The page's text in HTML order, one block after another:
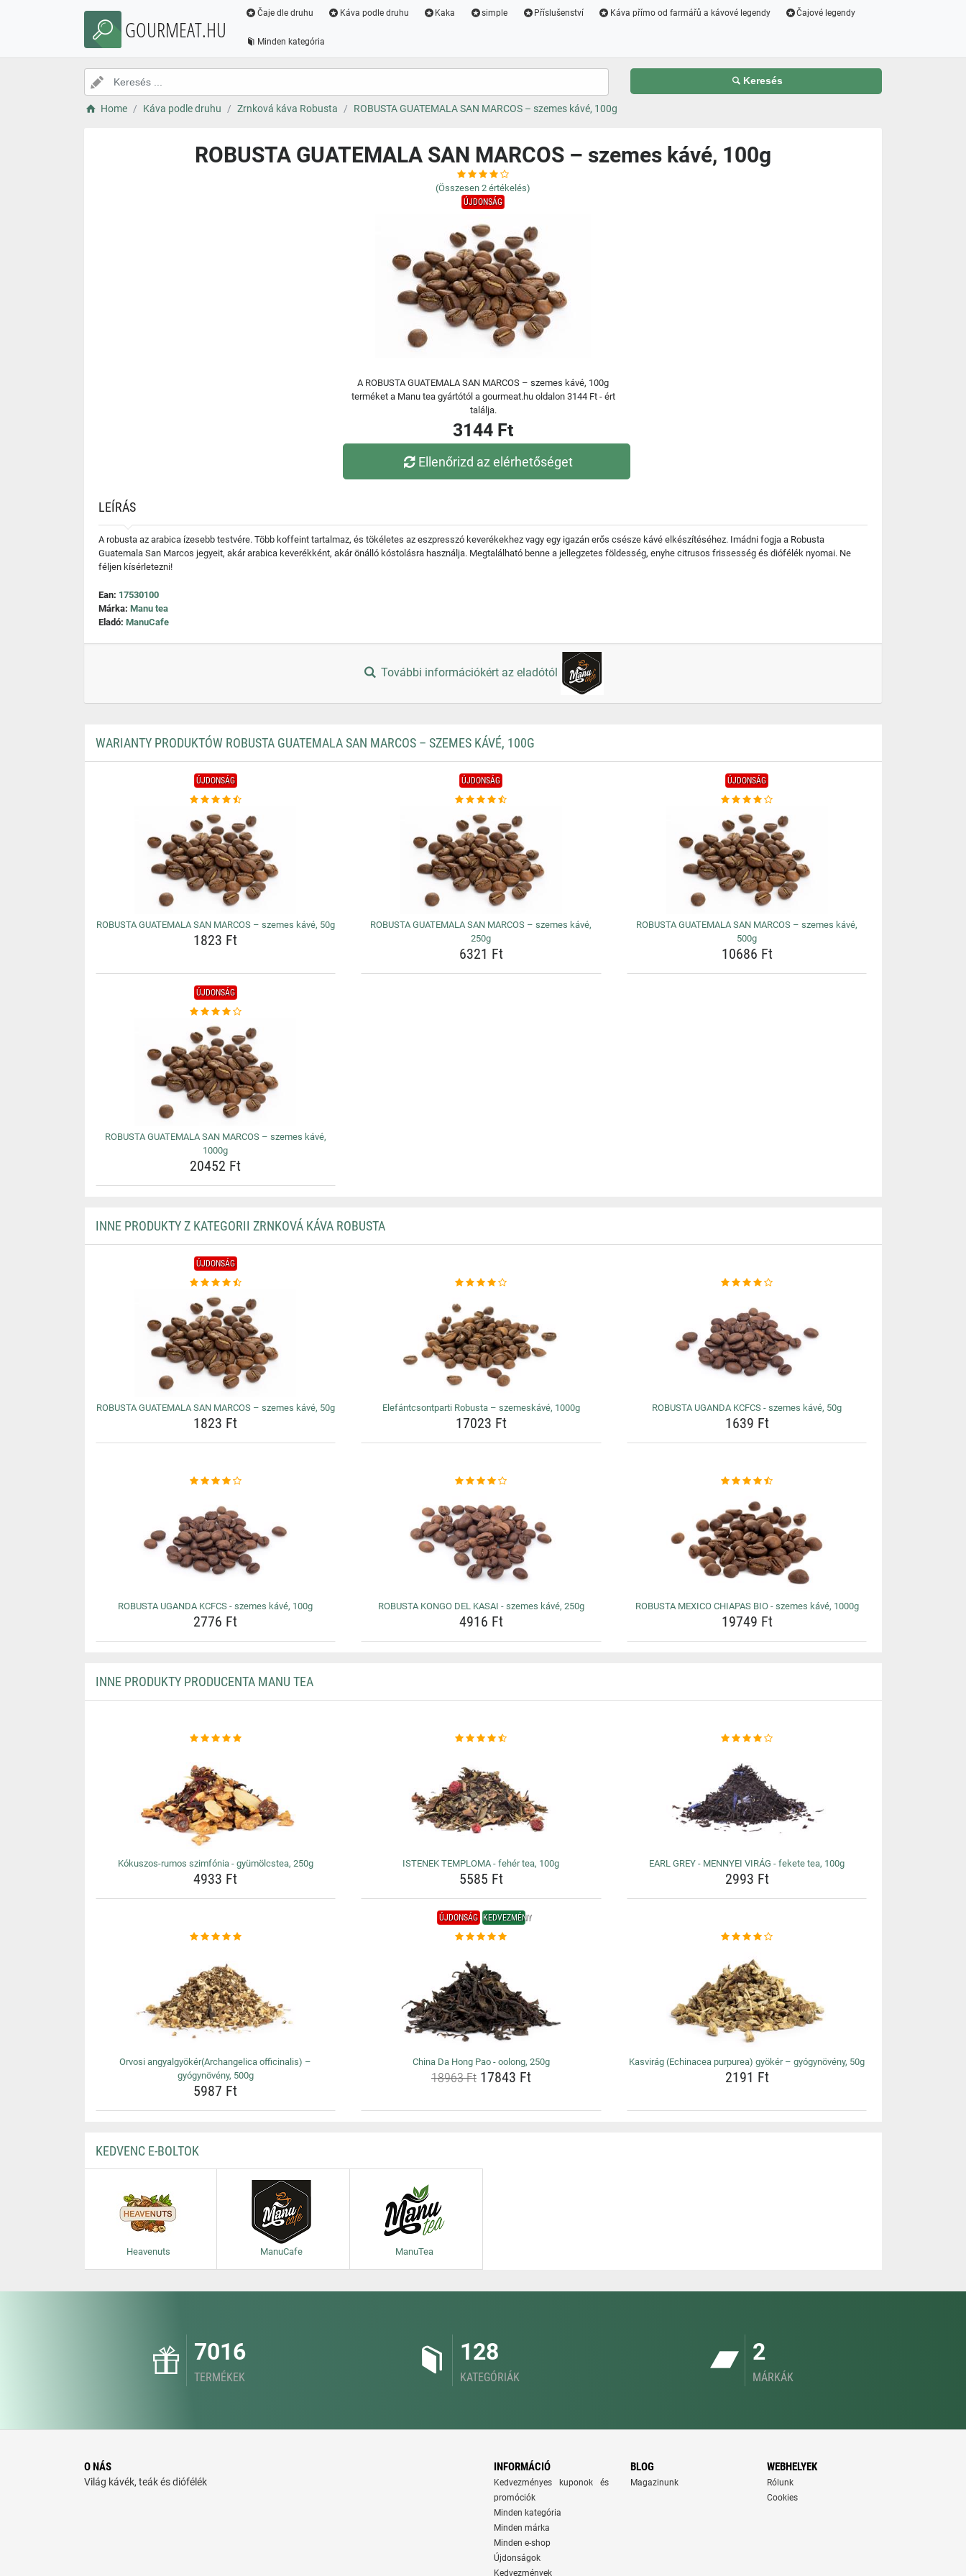
GOURMEAT.HU
Čaje dle druhu Káva podle druhu Kaka simple Příslušenství Káva přímo od farmářů a kávové legendy Čajové legendy
Minden kategória
Keresés
Home Káva podle druhu Zrnková káva Robusta ROBUSTA GUATEMALA SAN MARCOS – szemes kávé, 100g
ROBUSTA GUATEMALA SAN MARCOS – szemes kávé, 100g
(Összesen 2 értékelés)
ÚJDONSÁG
A ROBUSTA GUATEMALA SAN MARCOS – szemes kávé, 100g
terméket a Manu tea gyártótól a gourmeat.hu oldalon 3144 Ft - ért
találja.
3144 Ft
Ellenőrizd az elérhetőséget
LEÍRÁS
A robusta az arabica ízesebb testvére. Több koffeint tartalmaz, és tökéletes az eszpresszó keverékekhez vagy egy igazán erős csésze kávé elkészítéséhez. Imádni fogja a Robusta
Guatemala San Marcos jegyeit, akár arabica keverékként, akár önálló kóstolásra használja. Megtalálható benne a jellegzetes földesség, enyhe citrusos frissesség és diófélék nyomai. Ne
féljen kísérletezni!
Ean: 17530100
Márka: Manu tea
Eladó: ManuCafe
További információkért az eladótól
WARIANTY PRODUKTÓW ROBUSTA GUATEMALA SAN MARCOS – SZEMES KÁVÉ, 100G
ÚJDONSÁG
ROBUSTA GUATEMALA SAN MARCOS – szemes kávé, 50g
1823 Ft
ÚJDONSÁG
ROBUSTA GUATEMALA SAN MARCOS – szemes kávé,
250g
6321 Ft
ÚJDONSÁG
ROBUSTA GUATEMALA SAN MARCOS – szemes kávé,
500g
10686 Ft
ÚJDONSÁG
ROBUSTA GUATEMALA SAN MARCOS – szemes kávé,
1000g
20452 Ft
INNE PRODUKTY Z KATEGORII ZRNKOVÁ KÁVA ROBUSTA
ÚJDONSÁG
ROBUSTA GUATEMALA SAN MARCOS – szemes kávé, 50g
1823 Ft
Elefántcsontparti Robusta – szemeskávé, 1000g
17023 Ft
ROBUSTA UGANDA KCFCS - szemes kávé, 50g
1639 Ft
ROBUSTA UGANDA KCFCS - szemes kávé, 100g
2776 Ft
ROBUSTA KONGO DEL KASAI - szemes kávé, 250g
4916 Ft
ROBUSTA MEXICO CHIAPAS BIO - szemes kávé, 1000g
19749 Ft
INNE PRODUKTY PRODUCENTA MANU TEA
Kókuszos-rumos szimfónia - gyümölcstea, 250g
4933 Ft
ISTENEK TEMPLOMA - fehér tea, 100g
5585 Ft
EARL GREY - MENNYEI VIRÁG - fekete tea, 100g
2993 Ft
Orvosi angyalgyökér(Archangelica officinalis) –
gyógynövény, 500g
5987 Ft
ÚJDONSÁG KEDVEZMÉNY
China Da Hong Pao - oolong, 250g
18963 Ft17843 Ft
Kasvirág (Echinacea purpurea) gyökér – gyógynövény, 50g
2191 Ft
KEDVENC E-BOLTOK
Heavenuts ManuCafe ManuTea
7016
TERMÉKEK
128
KATEGÓRIÁK
2
MÁRKÁK
O NÁS
Világ kávék, teák és diófélék
INFORMÁCIÓ
Kedvezményes kuponok és
promóciók
Minden kategória
Minden márka
Minden e-shop
Újdonságok
Kedvezmények
BLOG
Magazinunk
WEBHELYEK
Rólunk
Cookies